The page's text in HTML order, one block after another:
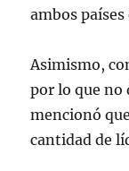
ambos países
Asimismo,
por lo que no
mencionó
cantidad de